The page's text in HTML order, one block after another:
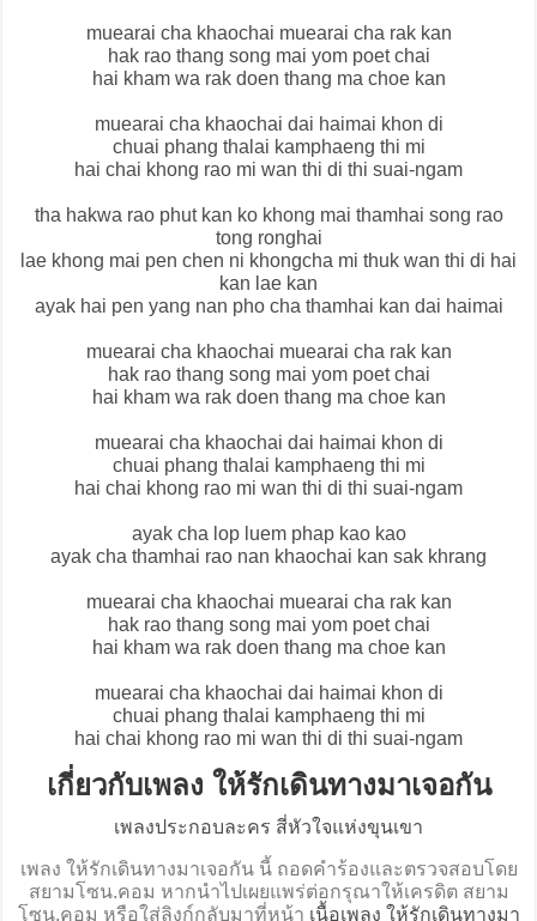
muearai cha khaochai muearai cha rak kan
hak rao thang song mai yom poet chai
hai kham wa rak doen thang ma choe kan
muearai cha khaochai dai haimai khon di
chuai phang thalai kamphaeng thi mi
hai chai khong rao mi wan thi di thi suai-ngam
tha hakwa rao phut kan ko khong mai thamhai song rao
tong ronghai
lae khong mai pen chen ni khongcha mi thuk wan thi di hai
kan lae kan
ayak hai pen yang nan pho cha thamhai kan dai haimai
muearai cha khaochai muearai cha rak kan
hak rao thang song mai yom poet chai
hai kham wa rak doen thang ma choe kan
muearai cha khaochai dai haimai khon di
chuai phang thalai kamphaeng thi mi
hai chai khong rao mi wan thi di thi suai-ngam
ayak cha lop luem phap kao kao
ayak cha thamhai rao nan khaochai kan sak khrang
muearai cha khaochai muearai cha rak kan
hak rao thang song mai yom poet chai
hai kham wa rak doen thang ma choe kan
muearai cha khaochai dai haimai khon di
chuai phang thalai kamphaeng thi mi
hai chai khong rao mi wan thi di thi suai-ngam
เกี่ยวกับเพลง ให้รักเดินทางมาเจอกัน
เพลงประกอบละคร สี่หัวใจแห่งขุนเขา
เพลง ให้รักเดินทางมาเจอกัน นี้ ถอดคำร้องและตรวจสอบโดย
สยามโซน.คอม หากนำไปเผยแพร่ต่อกรุณาให้เครดิต สยาม
โซน.คอม หรือใส่ลิงก์กลับมาที่หน้า เนื้อเพลง ให้รักเดินทางมา